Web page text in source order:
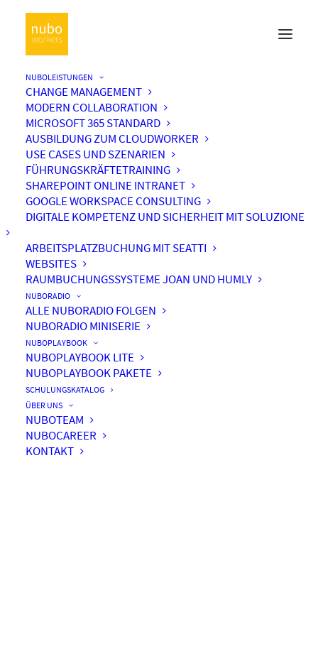
NUBOLEISTUNGEN
CHANGE MANAGEMENT
MODERN COLLABORATION
MICROSOFT 365 STANDARD
AUSBILDUNG ZUM CLOUDWORKER
USE CASES UND SZENARIEN
FÜHRUNGSKRÄFTETRAINING
SHAREPOINT ONLINE INTRANET
GOOGLE WORKSPACE CONSULTING
DIGITALE KOMPETENZ UND SICHERHEIT MIT SOLUZIONE
ARBEITSPLATZBUCHUNG MIT SEATTI
WEBSITES
RAUMBUCHUNGSSYSTEME JOAN UND HUMLY
NUBORADIO
ALLE NUBORADIO FOLGEN
NUBORADIO MINISERIE
NUBOPLAYBOOK
NUBOPLAYBOOK LITE
NUBOPLAYBOOK PAKETE
SCHULUNGSKATALOG
ÜBER UNS
NUBOTEAM
NUBOCAREER
KONTAKT
#030 – Bist Du im Flow?